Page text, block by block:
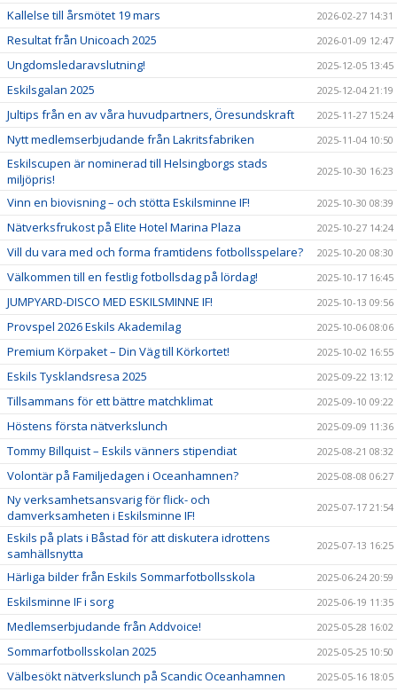
Kallelse till årsmötet 19 mars 2026-02-27 14:31
Resultat från Unicoach 2025 2026-01-09 12:47
Ungdomsledaravslutning! 2025-12-05 13:45
Eskilsgalan 2025 2025-12-04 21:19
Jultips från en av våra huvudpartners, Öresundskraft 2025-11-27 15:24
Nytt medlemserbjudande från Lakritsfabriken 2025-11-04 10:50
Eskilscupen är nominerad till Helsingborgs stads
miljöpris!
2025-10-30 16:23
Vinn en biovisning – och stötta Eskilsminne IF! 2025-10-30 08:39
Nätverksfrukost på Elite Hotel Marina Plaza 2025-10-27 14:24
Vill du vara med och forma framtidens fotbollsspelare? 2025-10-20 08:30
Välkommen till en festlig fotbollsdag på lördag! 2025-10-17 16:45
JUMPYARD-DISCO MED ESKILSMINNE IF! 2025-10-13 09:56
Provspel 2026 Eskils Akademilag 2025-10-06 08:06
Premium Körpaket – Din Väg till Körkortet! 2025-10-02 16:55
Eskils Tysklandsresa 2025 2025-09-22 13:12
Tillsammans för ett bättre matchklimat 2025-09-10 09:22
Höstens första nätverkslunch 2025-09-09 11:36
Tommy Billquist – Eskils vänners stipendiat 2025-08-21 08:32
Volontär på Familjedagen i Oceanhamnen? 2025-08-08 06:27
Ny verksamhetsansvarig för flick- och
damverksamheten i Eskilsminne IF!
2025-07-17 21:54
Eskils på plats i Båstad för att diskutera idrottens
samhällsnytta
2025-07-13 16:25
Härliga bilder från Eskils Sommarfotbollsskola 2025-06-24 20:59
Eskilsminne IF i sorg 2025-06-19 11:35
Medlemserbjudande från Addvoice! 2025-05-28 16:02
Sommarfotbollsskolan 2025 2025-05-25 10:50
Välbesökt nätverkslunch på Scandic Oceanhamnen 2025-05-16 18:05